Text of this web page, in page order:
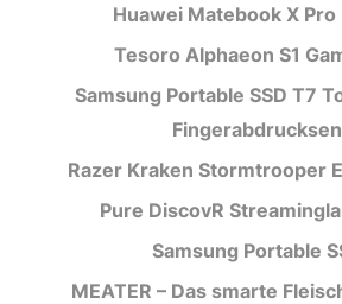
Huawei Matebook X
Tesoro Alphaeon S1
Samsung Portable SSD T7
Razer Kraken Stormtrooper
Pure DiscovR
Samsung Portable
MEATER – Das smarte